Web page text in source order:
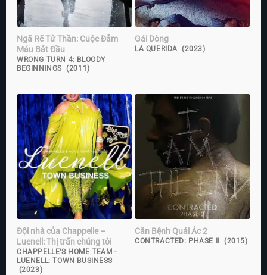
Ngã Rẽ Tử Thần: Cuộc Đẫm
Máu Bắt Đầu
WRONG TURN 4: BLOODY
BEGINNINGS (2011)
Gái Dòng
LA QUERIDA (2023)
Đội nhà của Chappelle –
Luenell: Thị trấn chúng tôi
CHAPPELLE'S HOME TEAM -
LUENELL: TOWN BUSINESS
(2023)
Căn Bệnh Quái Ác 2
CONTRACTED: PHASE II (2015)